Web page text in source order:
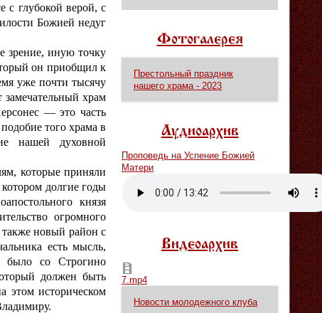
с глубокой верой, с
Божией недуг
зрение, иную точку
он приобщил к
уже почти тысячу
храм
— это часть
того храма в
нашей духовной
которые приняли
долгие годы
князя
огромного
новый район с
есть мысль,
было со Строгино
должен быть
этом историческом
Фотогалерея
Престольный праздник
нашего храма - 2023
Аудиоархив
Проповедь на Успение Божией
Матери
Видеоархив
7.mp4
7.mp4
Новости молодежного клуба